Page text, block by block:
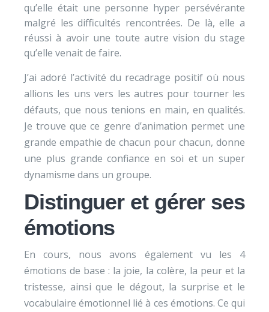
qu’elle était une personne hyper persévérante
malgré les difficultés rencontrées. De là, elle a
réussi à avoir une toute autre vision du stage
qu’elle venait de faire.
J’ai adoré l’activité du recadrage positif où nous
allions les uns vers les autres pour tourner les
défauts, que nous tenions en main, en qualités.
Je trouve que ce genre d’animation permet une
grande empathie de chacun pour chacun, donne
une plus grande confiance en soi et un super
dynamisme dans un groupe.
Distinguer et gérer ses
émotions
En cours, nous avons également vu les 4
émotions de base : la joie, la colère, la peur et la
tristesse, ainsi que le dégout, la surprise et le
vocabulaire émotionnel lié à ces émotions. Ce qui